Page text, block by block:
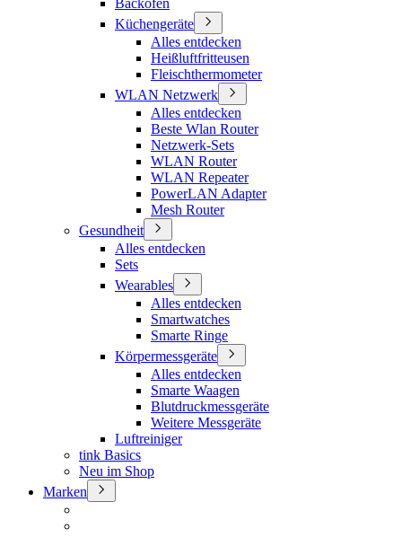
Backöfen
Küchengeräte
Alles entdecken
Heißluftfritteusen
Fleischthermometer
WLAN Netzwerk
Alles entdecken
Beste Wlan Router
Netzwerk-Sets
WLAN Router
WLAN Repeater
PowerLAN Adapter
Mesh Router
Gesundheit
Alles entdecken
Sets
Wearables
Alles entdecken
Smartwatches
Smarte Ringe
Körpermessgeräte
Alles entdecken
Smarte Waagen
Blutdruckmessgeräte
Weitere Messgeräte
Luftreiniger
tink Basics
Neu im Shop
Marken